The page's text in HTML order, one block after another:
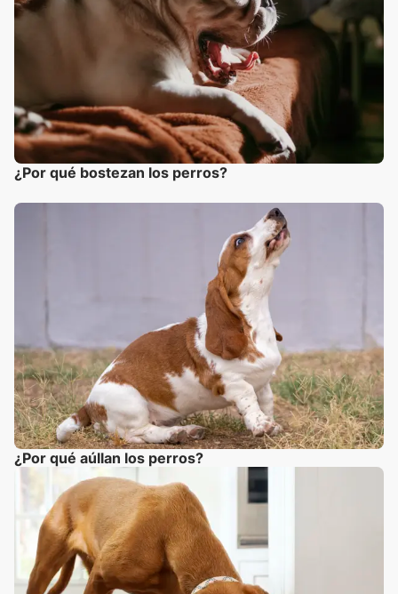
¿Por qué bostezan los perros?
¿Por qué aúllan los perros?